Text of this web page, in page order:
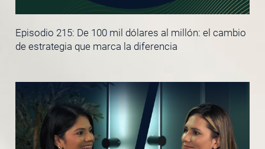
Episodio 215: De 100 mil dólares al millón: el cambio
de estrategia que marca la diferencia